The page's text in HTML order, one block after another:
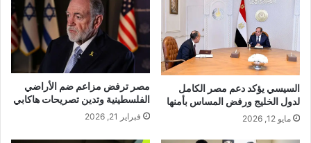
السيسي يؤكد دعم مصر الكامل
لدول الخليج ورفض المساس بأمنها
مايو 12, 2026
مصر ترفض مزاعم ضم الأراضي
الفلسطينية وتدين تصريحات هاكابي
فبراير 21, 2026